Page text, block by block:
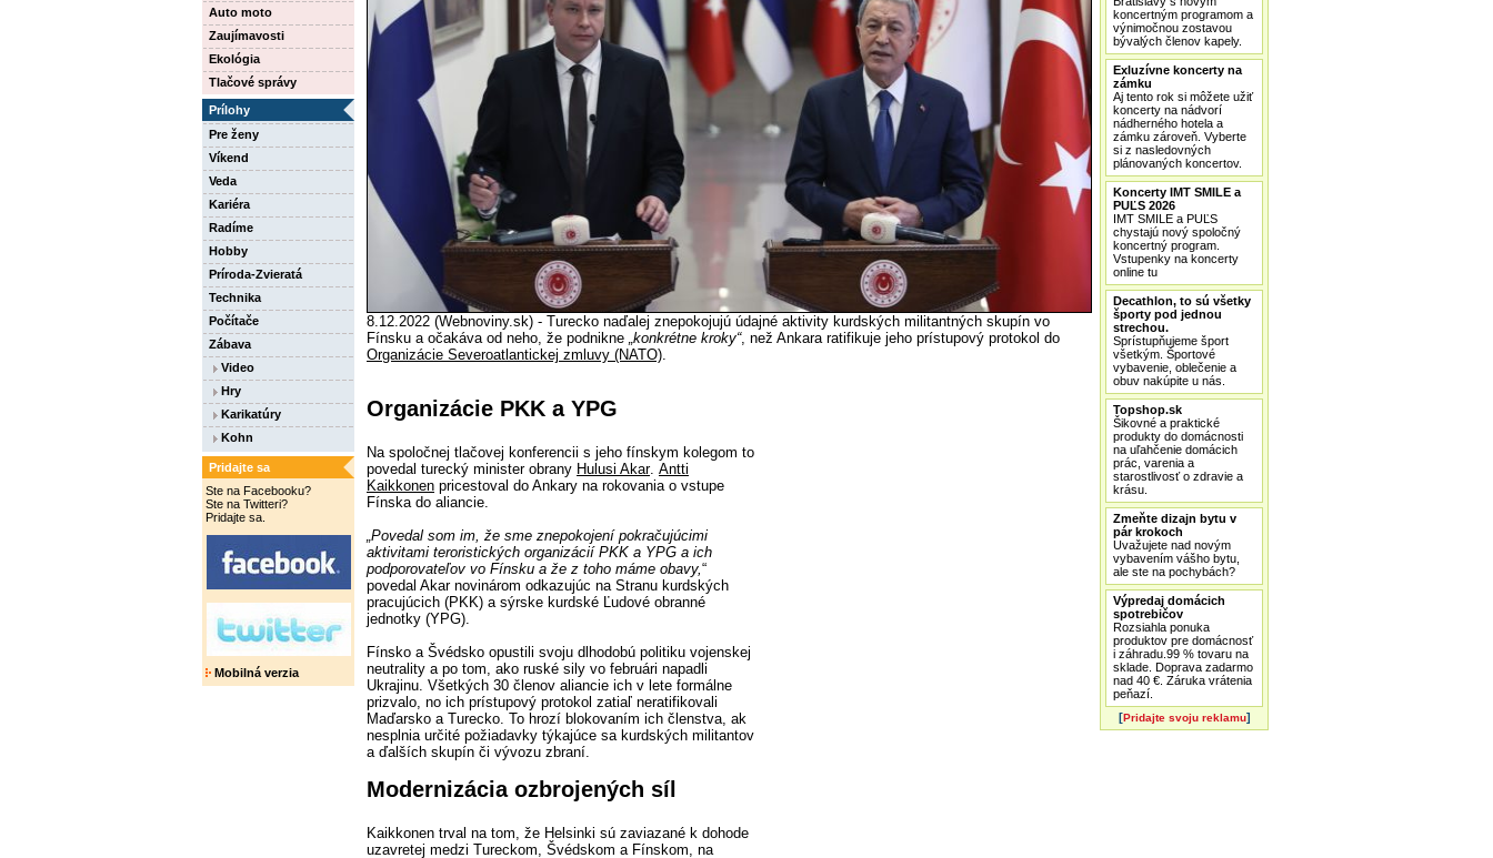
Auto moto
Zaujímavosti
Ekológia
Tlačové správy
Prílohy
Pre ženy
Víkend
Veda
Kariéra
Radíme
Hobby
Príroda-Zvieratá
Technika
Počítače
Zábava
Video
Hry
Karikatúry
Kohn
Pridajte sa
Ste na Facebooku?
Ste na Twitteri?
Pridajte sa.
Mobilná verzia
8.12.2022 (Webnoviny.sk) - Turecko naďalej znepokojujú údajné aktivity kurdských militantných skupín vo
Fínsku a očakáva od neho, že podnikne „konkrétne kroky“, než Ankara ratifikuje jeho prístupový protokol do
Organizácie Severoatlantickej zmluvy (NATO).
Organizácie PKK a YPG
Na spoločnej tlačovej konferencii s jeho fínskym kolegom to
povedal turecký minister obrany Hulusi Akar. Antti
Kaikkonen pricestoval do Ankary na rokovania o vstupe
Fínska do aliancie.
„Povedal som im, že sme znepokojení pokračujúcimi
aktivitami teroristických organizácií PKK a YPG a ich
podporovateľov vo Fínsku a že z toho máme obavy,“
povedal Akar novinárom odkazujúc na Stranu kurdských
pracujúcich (PKK) a sýrske kurdské Ľudové obranné
jednotky (YPG).
Fínsko a Švédsko opustili svoju dlhodobú politiku vojenskej
neutrality a po tom, ako ruské sily vo februári napadli
Ukrajinu. Všetkých 30 členov aliancie ich v lete formálne
prizvalo, no ich prístupový protokol zatiaľ neratifikovali
Maďarsko a Turecko. To hrozí blokovaním ich členstva, ak
nesplnia určité požiadavky týkajúce sa kurdských militantov
a ďalších skupín či vývozu zbraní.
Modernizácia ozbrojených síl
Kaikkonen trval na tom, že Helsinki sú zaviazané k dohode
uzavretej medzi Tureckom, Švédskom a Fínskom, na
koncertným programom a
výnimočnou zostavou
bývalých členov kapely.
Exluzívne koncerty na
zámku
Aj tento rok si môžete užiť
koncerty na nádvorí
nádherného hotela a
zámku zároveň. Vyberte
si z nasledovných
plánovaných koncertov.
Koncerty IMT SMILE a
PUĽS 2026
IMT SMILE a PUĽS
chystajú nový spoločný
koncertný program.
Vstupenky na koncerty
online tu
Decathlon, to sú všetky
športy pod jednou
strechou.
Sprístupňujeme šport
všetkým. Športové
vybavenie, oblečenie a
obuv nakúpite u nás.
Topshop.sk
Šikovné a praktické
produkty do domácnosti
na uľahčenie domácich
prác, varenia a
starostlivosť o zdravie a
krásu.
Zmeňte dizajn bytu v
pár krokoch
Uvažujete nad novým
vybavením vášho bytu,
ale ste na pochybách?
Výpredaj domácich
spotrebičov
Rozsiahla ponuka
produktov pre domácnosť
i záhradu.99 % tovaru na
sklade. Doprava zadarmo
nad 40 €. Záruka vrátenia
peňazí.
[Pridajte svoju reklamu]